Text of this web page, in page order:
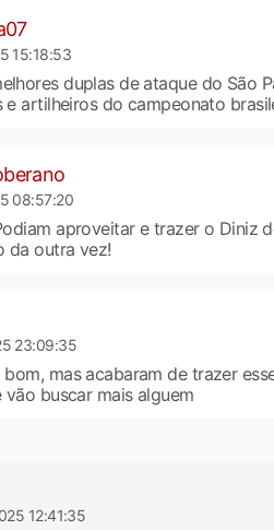
15:18:53
duplas de ataque do São
e artilheiros do campeonato
08:57:20
aproveitar e trazer o Diniz
da outra vez!
23:09:35
mas acabaram de trazer
buscar mais alguem
12:41:35